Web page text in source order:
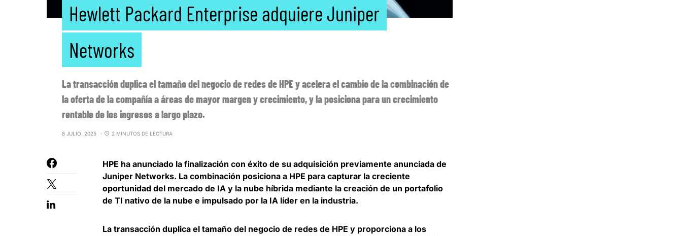
Hewlett Packard Enterprise adquiere Juniper
Networks
La transacción duplica el tamaño del negocio de redes de HPE y acelera el cambio de la combinación de
la oferta de la compañía a áreas de mayor margen y crecimiento, y la posiciona para un crecimiento
rentable de los ingresos a largo plazo.
8 JULIO, 2025 2 MINUTOS DE LECTURA
HPE ha anunciado la finalización con éxito de su adquisición previamente anunciada de
Juniper Networks. La combinación posiciona a HPE para capturar la creciente
oportunidad del mercado de IA y la nube híbrida mediante la creación de un portafolio
de TI nativo de la nube e impulsado por la IA líder en la industria.
La transacción duplica el tamaño del negocio de redes de HPE y proporciona a los